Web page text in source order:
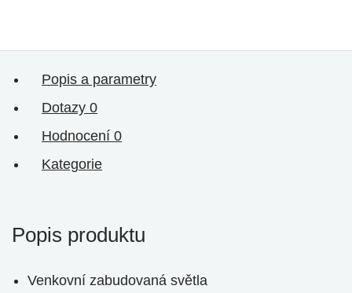
Popis a parametry
Dotazy 0
Hodnocení 0
Kategorie
Popis produktu
Venkovní zabudovaná světla